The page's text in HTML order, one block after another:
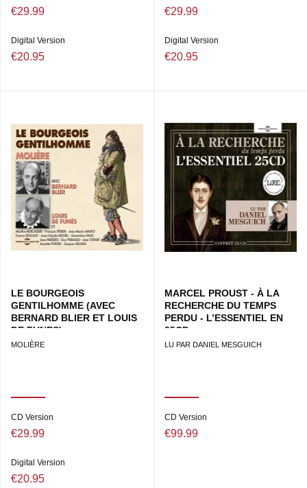
€29.99
Digital Version
€20.95
€29.99
Digital Version
€20.95
LE BOURGEOIS
GENTILHOMME (AVEC
BERNARD BLIER ET LOUIS
DE FUNES)
MOLIÈRE
CD Version
€29.99
Digital Version
€20.95
MARCEL PROUST - À LA
RECHERCHE DU TEMPS
PERDU - L’ESSENTIEL EN
25CD
LU PAR DANIEL MESGUICH
CD Version
€99.99